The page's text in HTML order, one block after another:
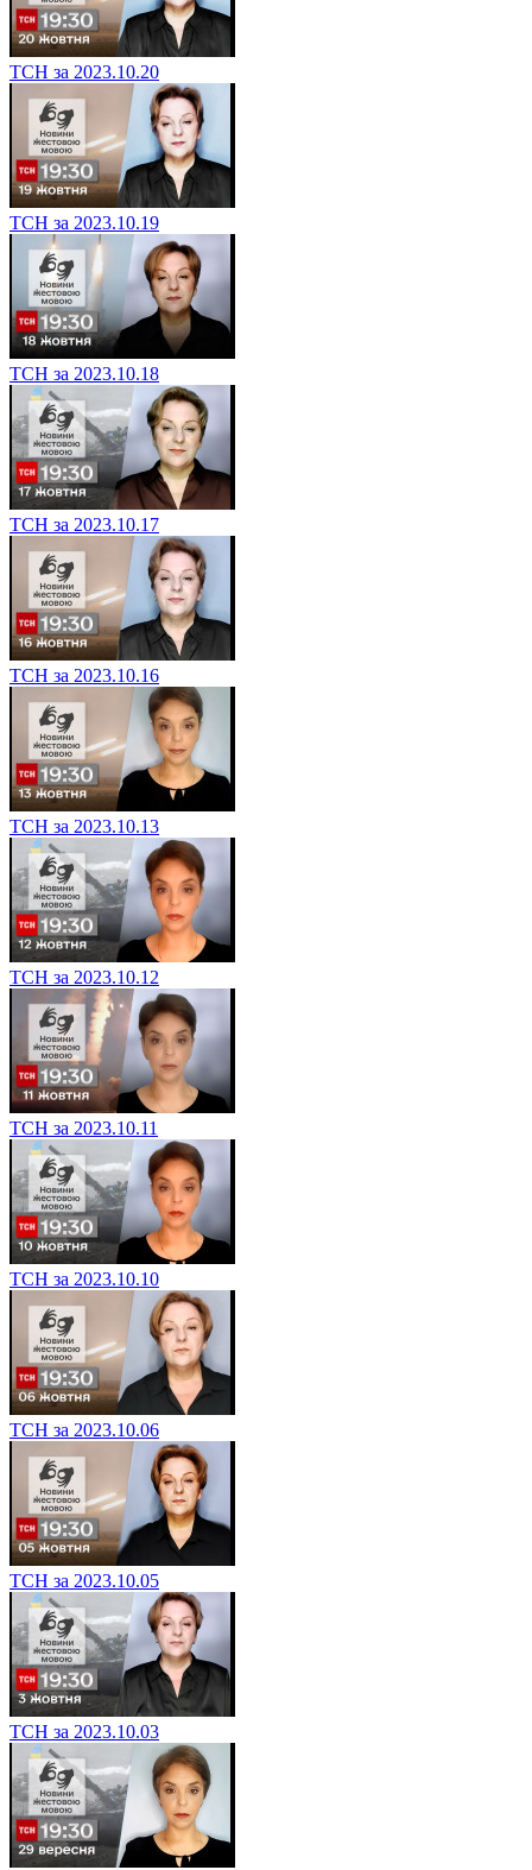
ТСН за 2023.10.20
ТСН за 2023.10.19
ТСН за 2023.10.18
ТСН за 2023.10.17
ТСН за 2023.10.16
ТСН за 2023.10.13
ТСН за 2023.10.12
ТСН за 2023.10.11
ТСН за 2023.10.10
ТСН за 2023.10.06
ТСН за 2023.10.05
ТСН за 2023.10.03